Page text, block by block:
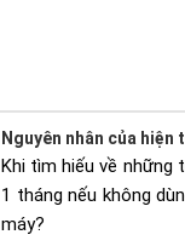
Nguyên nhân của
Khi tìm hiếu về những
1 tháng nếu không
máy?